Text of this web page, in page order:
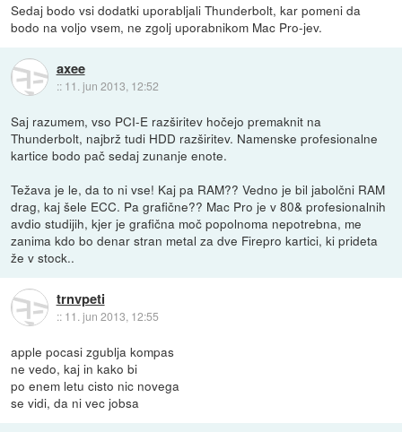
Sedaj bodo vsi dodatki uporabljali Thunderbolt, kar pomeni da
bodo na voljo vsem, ne zgolj uporabnikom Mac Pro-jev.
axee
:: 11. jun 2013, 12:52
Saj razumem, vso PCI-E razširitev hočejo premaknit na
Thunderbolt, najbrž tudi HDD razširitev. Namenske profesionalne
kartice bodo pač sedaj zunanje enote.
Težava je le, da to ni vse! Kaj pa RAM?? Vedno je bil jabolčni RAM
drag, kaj šele ECC. Pa grafične?? Mac Pro je v 80& profesionalnih
avdio studijih, kjer je grafična moč popolnoma nepotrebna, me
zanima kdo bo denar stran metal za dve Firepro kartici, ki prideta
že v stock..
trnvpeti
:: 11. jun 2013, 12:55
apple pocasi zgublja kompas
ne vedo, kaj in kako bi
po enem letu cisto nic novega
se vidi, da ni vec jobsa